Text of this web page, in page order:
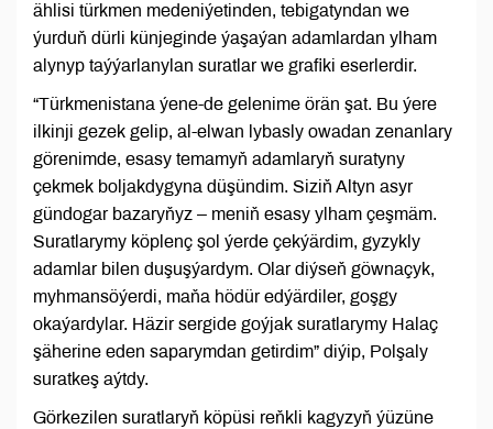
ählisi türkmen medeniýetinden, tebigatyndan we
ýurduň dürli künjeginde ýaşaýan adamlardan ylham
alynyp taýýarlanylan suratlar we grafiki eserlerdir.
“Türkmenistana ýene-de gelenime örän şat. Bu ýere
ilkinji gezek gelip, al-elwan lybasly owadan zenanlary
görenimde, esasy temamyň adamlaryň suratyny
çekmek boljakdygyna düşündim. Siziň Altyn asyr
gündogar bazaryňyz – meniň esasy ylham çeşmäm.
Suratlarymy köplenç şol ýerde çekýärdim, gyzykly
adamlar bilen duşuşýardym. Olar diýseň göwnaçyk,
myhmansöýerdi, maňa hödür edýärdiler, goşgy
okaýardylar. Häzir sergide goýjak suratlarymy Halaç
şäherine eden saparymdan getirdim” diýip, Polşaly
suratkeş aýtdy.
Görkezilen suratlaryň köpüsi reňkli kagyzyň ýüzüne